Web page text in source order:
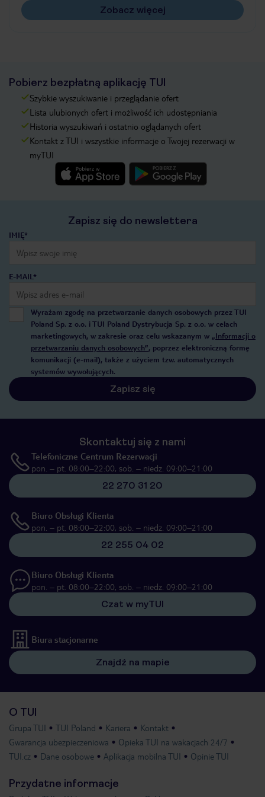
Zobacz więcej
Pobierz bezpłatną aplikację TUI
Szybkie wyszukiwanie i przeglądanie ofert
Lista ulubionych ofert i możliwość ich udostępniania
Historia wyszukiwań i ostatnio oglądanych ofert
Kontakt z TUI i wszystkie informacje o Twojej rezerwacji w
myTUI
Zapisz się do newslettera
IMIĘ*
E-MAIL*
Wyrażam zgodę na przetwarzanie danych osobowych przez TUI
Poland Sp. z o.o. i TUI Poland Dystrybucja Sp. z o.o. w celach
marketingowych, w zakresie oraz celu wskazanym w „Informacji o
przetwarzaniu danych osobowych”, poprzez elektroniczną formę
komunikacji (e-mail), także z użyciem tzw. automatycznych
systemów wywołujących.
Zapisz się
Skontaktuj się z nami
Telefoniczne Centrum Rezerwacji
pon. – pt. 08:00–22:00, sob. – niedz. 09:00–21:00
22 270 31 20
Biuro Obsługi Klienta
pon. – pt. 08:00–22:00, sob. – niedz. 09:00–21:00
22 255 04 02
Biuro Obsługi Klienta
pon. – pt. 08:00–22:00, sob. – niedz. 09:00–21:00
Czat w myTUI
Biura stacjonarne
Znajdź na mapie
O TUI
Grupa TUI TUI Poland Kariera
Kontakt
Gwarancja ubezpieczeniowa
Opieka TUI na wakacjach 24/7
TUI.cz
Dane osobowe Aplikacja mobilna TUI Opinie TUI
Przydatne informacje